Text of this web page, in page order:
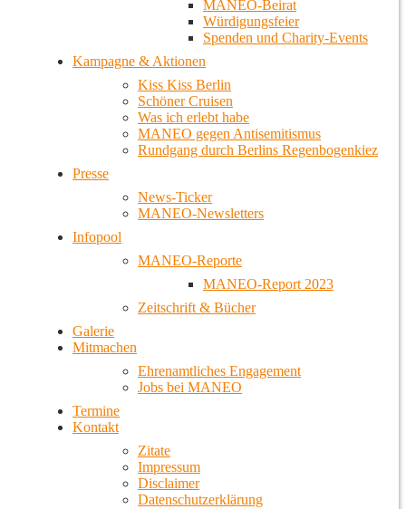
MANEO-Beirat
Würdigungsfeier
Spenden und Charity-Events
Kampagne & Aktionen
Kiss Kiss Berlin
Schöner Cruisen
Was ich erlebt habe
MANEO gegen Antisemitismus
Rundgang durch Berlins Regenbogenkiez
Presse
News-Ticker
MANEO-Newsletters
Infopool
MANEO-Reporte
MANEO-Report 2023
Zeitschrift & Bücher
Galerie
Mitmachen
Ehrenamtliches Engagement
Jobs bei MANEO
Termine
Kontakt
Zitate
Impressum
Disclaimer
Datenschutzerklärung